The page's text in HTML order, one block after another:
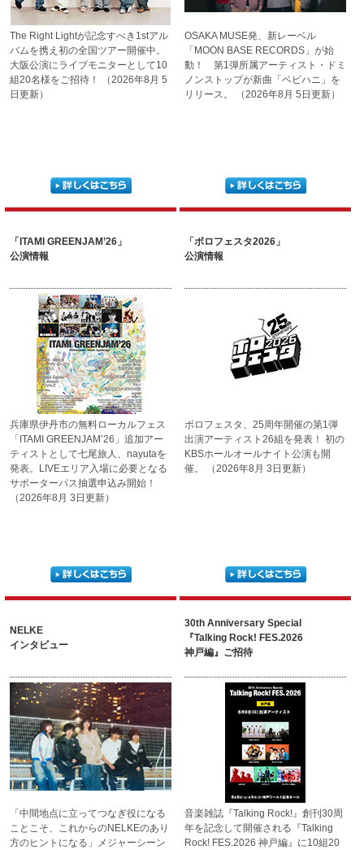
The Right Lightが記念すべき 1stアル
バムを携え初の全国ツアー開催中。
大阪公演にライブモニターとして10
組20名様をご招待！
（2026年8月 5
日更新）
OSAKA MUSE発、新レーベル
「MOON BASE RECORDS」が始
動！ 第1弾所属アーティス ト・ドミ
ノンストップが新曲 「ベビハニ」を
リリース。
（2026年8月 5日更新）
「ITAMI GREENJAM’26」
公演情報
兵庫県伊丹市の無料ローカルフェス
「ITAMI GREENJAM’26」追加アー
ティストとして七尾旅人、nayutaを
発表。LIVEエリ ア入場に必要となる
サポータ ーパス抽選申込み開始！
（2026年8月 3日更新）
「ボロフェスタ2026」
公演情報
ボロフェスタ、25周年開催の第1弾
出演アーティスト26組を発表！ 初の
KBSホールオールナイト公演も開
催。
（2026年8月 3日更新）
NELKE
インタビュー
「中間地点に立ってつなぎ役になる
ことこそ、これからのNELKEのあり
方のヒントになる」
メジャーシーン
30th Anniversary Special
『Talking Rock! FES.2026
神戸編』ご招待
音楽雑誌『Talking Rock!』創刊30周
年を記念して開催される 『Talking
Rock! FES.2026 神戸編』に10組20